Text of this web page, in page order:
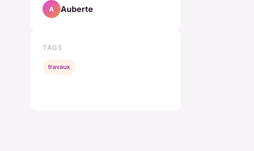
A Auberte
TAGS
travaux